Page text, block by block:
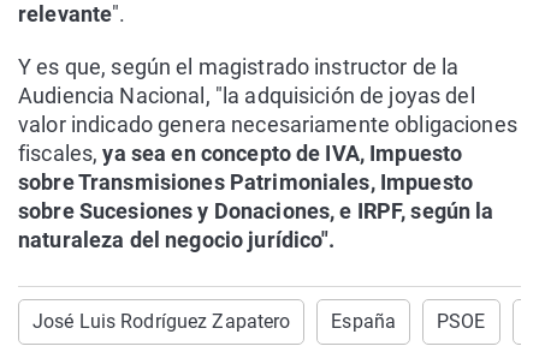
relevante".
Y es que, según el magistrado instructor de la
Audiencia Nacional, "la adquisición de joyas del
valor indicado genera necesariamente obligaciones
fiscales,ya sea en concepto de IVA, Impuesto
sobre Transmisiones Patrimoniales, Impuesto
sobre Sucesiones y Donaciones, e IRPF, según la
naturaleza del negocio jurídico".
José Luis Rodríguez Zapatero España PSOE